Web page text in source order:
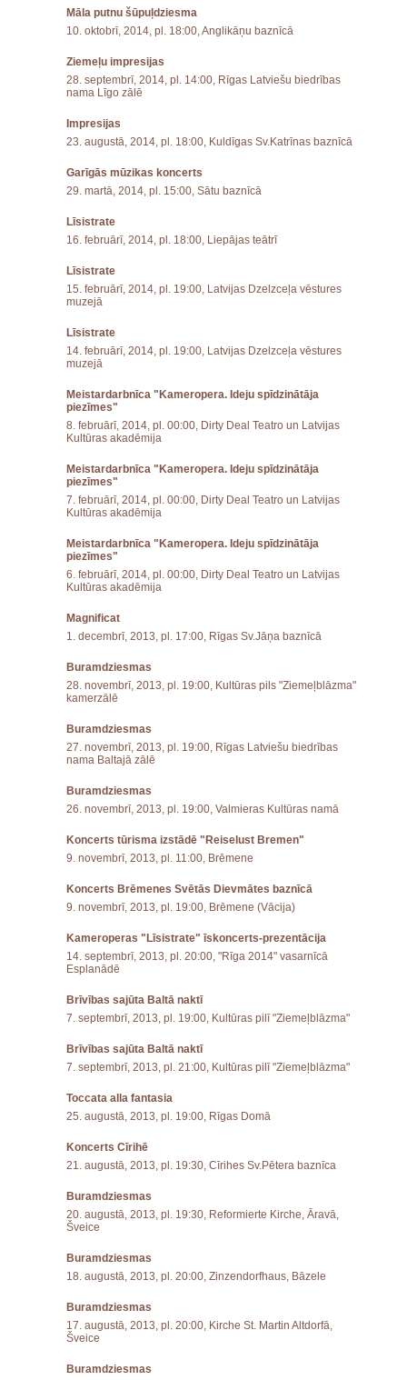
Māla putnu šūpuļdziesma
10. oktobrī, 2014, pl. 18:00, Anglikāņu baznīcā
Ziemeļu impresijas
28. septembrī, 2014, pl. 14:00, Rīgas Latviešu biedrības
nama Līgo zālē
Impresijas
23. augustā, 2014, pl. 18:00, Kuldīgas Sv.Katrīnas baznīcā
Garīgās mūzikas koncerts
29. martā, 2014, pl. 15:00, Sātu baznīcā
Līsistrate
16. februārī, 2014, pl. 18:00, Liepājas teātrī
Līsistrate
15. februārī, 2014, pl. 19:00, Latvijas Dzelzceļa vēstures
muzejā
Līsistrate
14. februārī, 2014, pl. 19:00, Latvijas Dzelzceļa vēstures
muzejā
Meistardarbnīca "Kameropera. Ideju spīdzinātāja
piezīmes"
8. februārī, 2014, pl. 00:00, Dirty Deal Teatro un Latvijas
Kultūras akadēmija
Meistardarbnīca "Kameropera. Ideju spīdzinātāja
piezīmes"
7. februārī, 2014, pl. 00:00, Dirty Deal Teatro un Latvijas
Kultūras akadēmija
Meistardarbnīca "Kameropera. Ideju spīdzinātāja
piezīmes"
6. februārī, 2014, pl. 00:00, Dirty Deal Teatro un Latvijas
Kultūras akadēmija
Magnificat
1. decembrī, 2013, pl. 17:00, Rīgas Sv.Jāņa baznīcā
Buramdziesmas
28. novembrī, 2013, pl. 19:00, Kultūras pils "Ziemeļblāzma"
kamerzālē
Buramdziesmas
27. novembrī, 2013, pl. 19:00, Rīgas Latviešu biedrības
nama Baltajā zālē
Buramdziesmas
26. novembrī, 2013, pl. 19:00, Valmieras Kultūras namā
Koncerts tūrisma izstādē "Reiselust Bremen"
9. novembrī, 2013, pl. 11:00, Brēmene
Koncerts Brēmenes Svētās Dievmātes baznīcā
9. novembrī, 2013, pl. 19:00, Brēmene (Vācija)
Kameroperas "Līsistrate" īskoncerts-prezentācija
14. septembrī, 2013, pl. 20:00, "Rīga 2014" vasarnīcā
Esplanādē
Brīvības sajūta Baltā naktī
7. septembrī, 2013, pl. 19:00, Kultūras pilī "Ziemeļblāzma"
Brīvības sajūta Baltā naktī
7. septembrī, 2013, pl. 21:00, Kultūras pilī "Ziemeļblāzma"
Toccata alla fantasia
25. augustā, 2013, pl. 19:00, Rīgas Domā
Koncerts Cīrihē
21. augustā, 2013, pl. 19:30, Cīrihes Sv.Pētera baznīca
Buramdziesmas
20. augustā, 2013, pl. 19:30, Reformierte Kirche, Āravā,
Šveice
Buramdziesmas
18. augustā, 2013, pl. 20:00, Zinzendorfhaus, Bāzele
Buramdziesmas
17. augustā, 2013, pl. 20:00, Kirche St. Martin Altdorfā,
Šveice
Buramdziesmas